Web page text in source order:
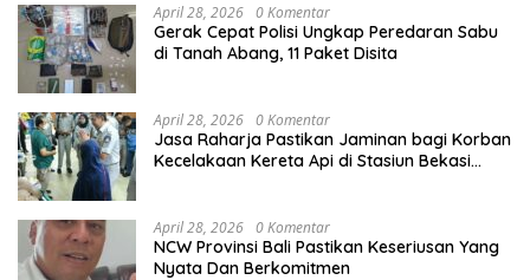
April 28, 2026 0 Komentar
Gerak Cepat Polisi Ungkap Peredaran Sabu
di Tanah Abang, 11 Paket Disita
April 28, 2026 0 Komentar
Jasa Raharja Pastikan Jaminan bagi Korban
Kecelakaan Kereta Api di Stasiun Bekasi
April 28, 2026 0 Komentar
NCW Provinsi Bali Pastikan Keseriusan Yang
Nyata Dan Berkomitmen